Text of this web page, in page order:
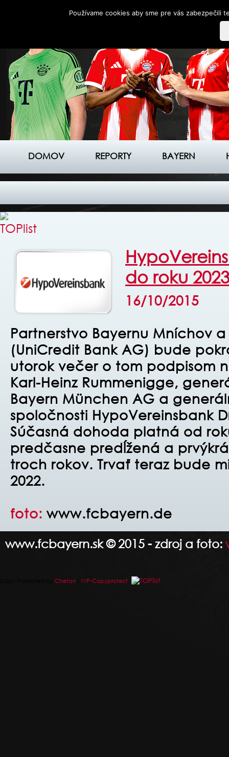
DOMOV REPORTY BAYERN
do roku 2023
16/10/2015
Partnerstvo Bayernu Mníchov
(UniCredit Bank AG) bude
utorok večer o tom podpisom
Karl-Heinz Rummenigge,
Bayern München AG a
spoločnosti HypoVereinsbank
Súčasná dohoda platná od
predčasne predĺžená a
troch rokov. Trvať teraz bude
2022.
foto: www.fcbayern.de
www.fcbayern.sk © 2015 - zdroj a foto:
Chetan WP-Copyprotect
Používame cookies aby sme pre vás zabezpečili